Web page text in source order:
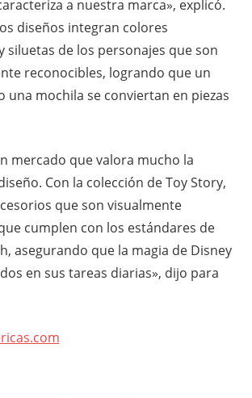
a nuestra marca», explicó.
diseños integran colores
siluetas de los personajes que son
reconocibles, logrando que un
una mochila se conviertan en piezas
mercado que valora mucho la
Con la colección de Toy Story,
que son visualmente
cumplen con los estándares de
asegurando que la magia de Disney
en sus tareas diarias», dijo para